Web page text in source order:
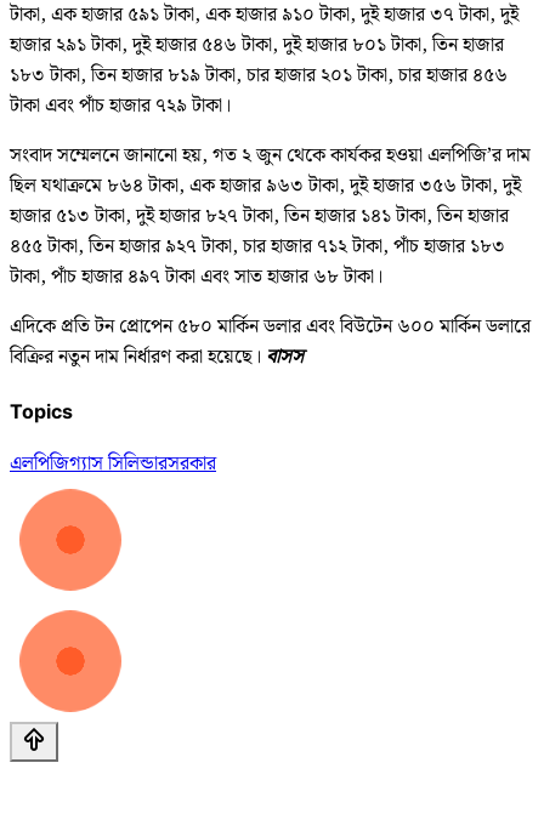
টাকা, এক হাজার ৫৯১ টাকা, এক হাজার ৯১০ টাকা, দুই হাজার ৩৭ টাকা, দুই
হাজার ২৯১ টাকা, দুই হাজার ৫৪৬ টাকা, দুই হাজার ৮০১ টাকা, তিন হাজার
১৮৩ টাকা, তিন হাজার ৮১৯ টাকা, চার হাজার ২০১ টাকা, চার হাজার ৪৫৬
টাকা এবং পাঁচ হাজার ৭২৯ টাকা।
সংবাদ সম্মেলনে জানানো হয়, গত ২ জুন থেকে কার্যকর হওয়া এলপিজি’র দাম
ছিল যথাক্রমে ৮৬৪ টাকা, এক হাজার ৯৬৩ টাকা, দুই হাজার ৩৫৬ টাকা, দুই
হাজার ৫১৩ টাকা, দুই হাজার ৮২৭ টাকা, তিন হাজার ১৪১ টাকা, তিন হাজার
৪৫৫ টাকা, তিন হাজার ৯২৭ টাকা, চার হাজার ৭১২ টাকা, পাঁচ হাজার ১৮৩
টাকা, পাঁচ হাজার ৪৯৭ টাকা এবং সাত হাজার ৬৮ টাকা।
এদিকে প্রতি টন প্রোপেন ৫৮০ মার্কিন ডলার এবং বিউটেন ৬০০ মার্কিন ডলারে
বিক্রির নতুন দাম নির্ধারণ করা হয়েছে। বাসস
Topics
এলপিজিগ্যাস সিলিন্ডারসরকার